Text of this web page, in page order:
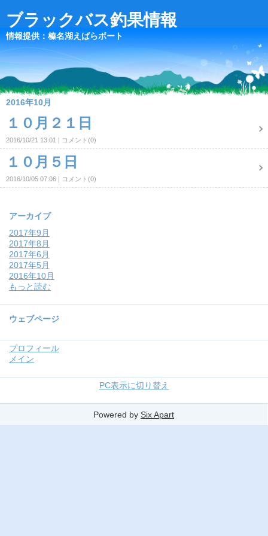
ブラックバス釣果情報
情報提供：榛名湖えばらボート
2016年10月
１０月２１日
2016/10/21 13:01 コメント(0)
１０月５日
2016/10/05 07:06 コメント(0)
アーカイブ
2017年9月
2017年8月
2017年6月
2017年5月
2016年10月
もっと読む
ウェブページ
プロフィール
メイン
PC表示に切り替え
Powered by Six Apart